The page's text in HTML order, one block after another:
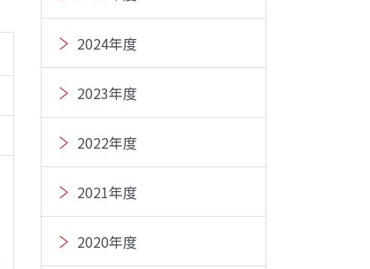
2024年度
2023年度
2022年度
2021年度
2020年度